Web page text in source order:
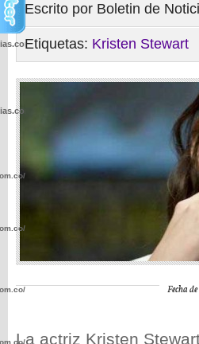
Escrito por Boletin de
Etiquetas: Kristen Stewart
Fecha
La actriz Kristen
wp-
wp-
wp-
wp-
wp-
wp-